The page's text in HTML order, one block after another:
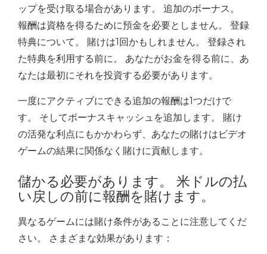
ップを受け取る場合があります。 追加のボーナス。
報酬は資格を得るために預金を必要としません。 登録
特典について。 賭けは1回かもしれません。 登録され
た特典を利用する前に。 あなたがお金を得る前に、あ
なたは最初にそれを投資する必要があります。
一度にアクティブにできる追加の報酬は1つだけで
す。 そしてボーナスキャッシュを追加します。 賭け
の活発な利点にもかかわらず、あなたの賭けはビデオ
ゲームの結果に関係なく賭けに貢献します。
儲かる必要があります。 米ドルの払
い戻しの前に報酬を賭けます。
異なるゲームには賭け条件があることに注意してくだ
さい。 さまざまな効果があります：